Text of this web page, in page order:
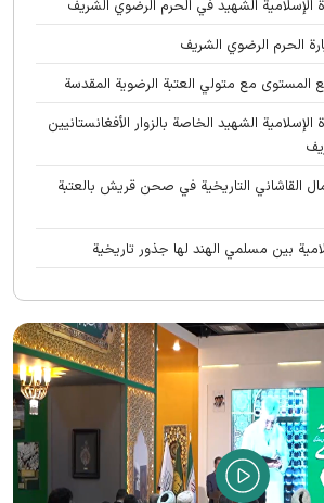
الإسلامية الشهید في الحرم الرضوي الشریف
الحرم الرضوي الشریف
المستوى مع متولي العتبة الرضوية المقدسة
الإسلامية الشهيد الخاصة بالزوار الأفغانستانیین
القاشاني التاريخية في صحن قريش بالعتبة
بين مسلمي الهند لها جذور تاريخية
القائد الشهيد الأفغانستانیین
هو سر إحياء الحضارة الإسلامية العظيمة
وجدان أتباع جميع الأديان والمعتقدات
قائد الثورة الاسلامیة الشهيد في الحرم الرضوي